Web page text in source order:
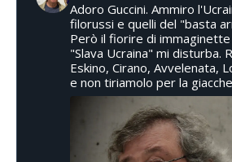
Adoro Guccini. Ammiro
filorussi e quelli del "basta
Però il fiorire di immaginette
"Slava Ucraina" mi disturba.
Eskino, Cirano, Avvelenata,
e non tiriamolo per la